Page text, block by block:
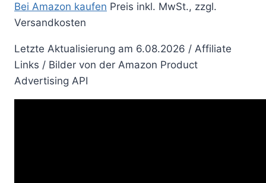
Bei Amazon kaufen Preis inkl. MwSt., zzgl.
Versandkosten
Letzte Aktualisierung am 6.08.2026 / Affiliate
Links / Bilder von der Amazon Product
Advertising API